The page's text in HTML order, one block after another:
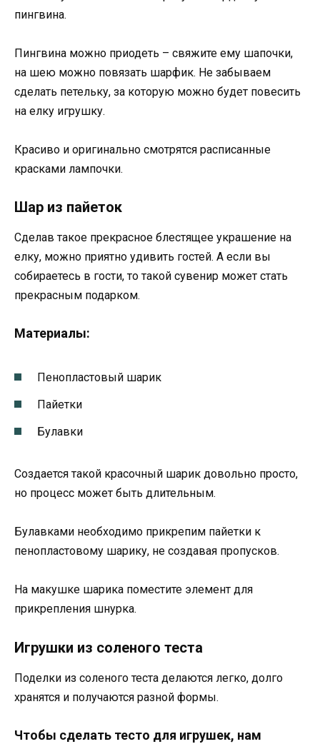
пингвина.
Пингвина можно приодеть – свяжите ему шапочки,
на шею можно повязать шарфик. Не забываем
сделать петельку, за которую можно будет повесить
на елку игрушку.
Красиво и оригинально смотрятся расписанные
красками лампочки.
Шар из пайеток
Сделав такое прекрасное блестящее украшение на
елку, можно приятно удивить гостей. А если вы
собираетесь в гости, то такой сувенир может стать
прекрасным подарком.
Материалы:
Пенопластовый шарик
Пайетки
Булавки
Создается такой красочный шарик довольно просто,
но процесс может быть длительным.
Булавками необходимо прикрепим пайетки к
пенопластовому шарику, не создавая пропусков.
На макушке шарика поместите элемент для
прикрепления шнурка.
Игрушки из соленого теста
Поделки из соленого теста делаются легко, долго
хранятся и получаются разной формы.
Чтобы сделать тесто для игрушек, нам